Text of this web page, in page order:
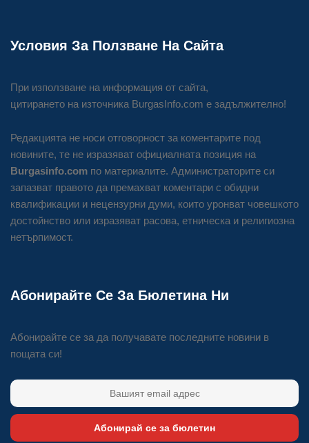
Условия За Ползване На Сайта
При използване на информация от сайта,
цитирането на източника BurgasInfo.com е задължително!
Редакцията не носи отговорност за коментарите под
новините, те не изразяват официалната позиция на
Burgasinfo.com по материалите. Администраторите си
запазват правото да премахват коментари с обидни
квалификации и нецензурни думи, които уронват човешкото
достойнство или изразяват расова, етническа и религиозна
нетърпимост.
Абонирайте Се За Бюлетина Ни
Абонирайте се за да получавате последните новини в
пощата си!
Абонирай се за бюлетин